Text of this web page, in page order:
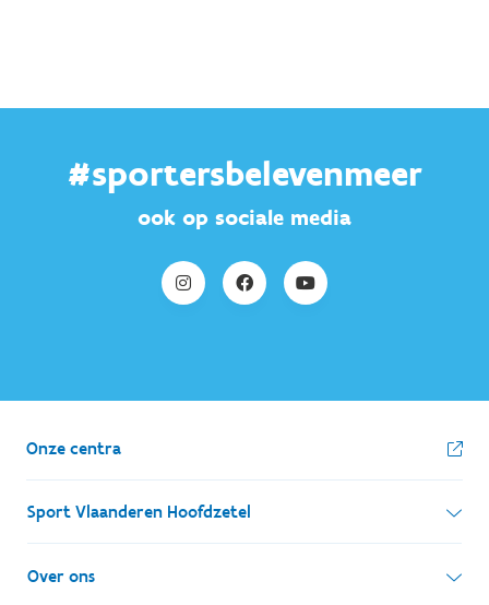
#sportersbelevenmeer
ook op sociale media
Onze centra
Sport Vlaanderen Hoofdzetel
Simon Bolivarlaan 17
Over ons